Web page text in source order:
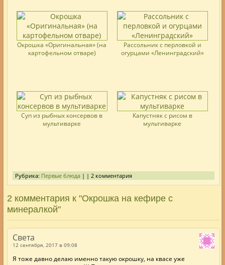
Окрошка «Оригинальная» (на
картофельном отваре)
Рассольник с перловкой и
огурцами «Ленинградский»
Суп из рыбных консервов в
мультиварке
Капустняк с рисом в
мультиварке
Рубрика: Первые блюда| | 2 комментария
2 комментария к "Окрошка на кефире с
минералкой"
Света
12 сентября, 2017 в 09:08
Я тоже давно делаю именно такую окрошку, на квасе уже